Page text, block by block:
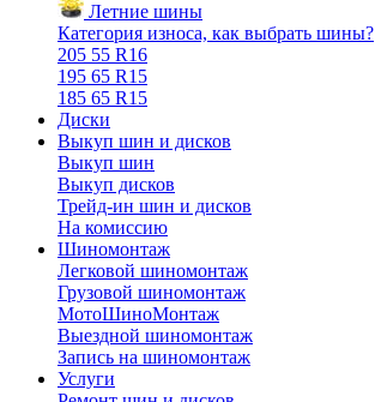
Летние шины
Категория износа, как выбрать шины?
205 55 R16
195 65 R15
185 65 R15
Диски
Выкуп шин и дисков
Выкуп шин
Выкуп дисков
Трейд-ин шин и дисков
На комиссию
Шиномонтаж
Легковой шиномонтаж
Грузовой шиномонтаж
МотоШиноМонтаж
Выездной шиномонтаж
Запись на шиномонтаж
Услуги